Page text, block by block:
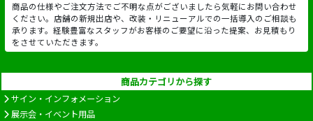
商品の仕様やご注文方法でご不明な点がございましたら気軽にお問い合わせ
ください。店舗の新規出店や、改装・リニューアルでの一括導入のご相談も
承ります。経験豊富なスタッフがお客様のご要望に沿った提案、お見積もり
をさせていただきます。
商品カテゴリから探す
サイン・インフォメーション
展示会・イベント用品